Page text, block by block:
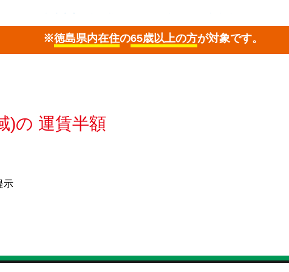
※徳島県内在住の65歳以上の方が対象です。
)の 運賃半額
示